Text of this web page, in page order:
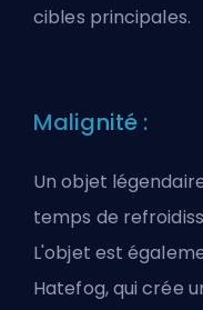
cibles principales.
Malignité :
Un objet
temps de
L'objet est
Hatefog, qui crée